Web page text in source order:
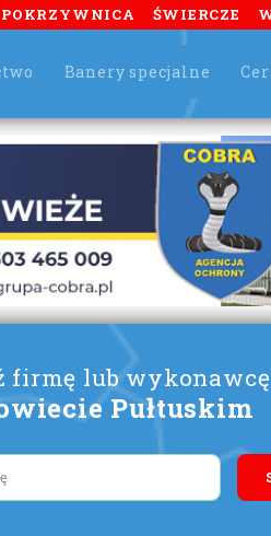
POKRZYWNICA ŚWIERCZE
Banery specjalne
firmę lub wykonawcę
Pułtuskim